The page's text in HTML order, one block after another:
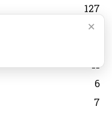
127
301
11
6
7
×